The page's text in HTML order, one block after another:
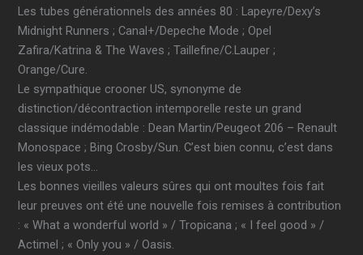
Les tubes générationnels des années 80 : Lapeyre/Dexy’s
Midnight Runners ; Canal+/Depeche Mode ; Opel
Zafira/Katrina & The Waves ; Taillefine/C.Lauper ;
Orange/Cure.
Le sympathique crooner US, synonyme de
distinction/décontraction intemporelle reste un grand
classique indémodable : Dean Martin/Peugeot 206 – Renault
Monospace ; Bing Crosby/Sun. C’est bien connu, c’est dans
les vieux pots…
Les bonnes vieilles valeurs sûres qui ont moultes fois fait
leur preuves ont été une nouvelle fois remises à contribution
: « What a wonderful world » / Tropicana ; « I feel good » /
Actimel ; « Only you » / Oasis.